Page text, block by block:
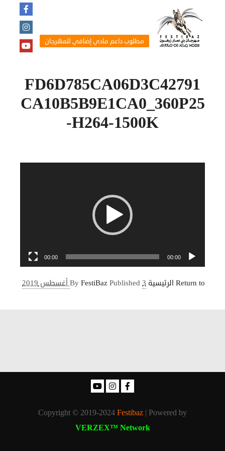
مطلوب داعم مادي إضافي للمهرجان
FD6D785CA06D3C42791
CA10B5B9E1CA0_360P25
-H264-1500K
00:00
00:00
Return to الرئيسية ByFestiBazPublished 3 أغسطس 2019
Copyright © 2019-2024Festibaz | Powered by
VERZEX™ Network